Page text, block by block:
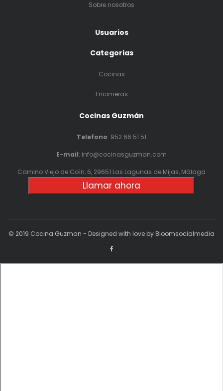
Sobre nosotros
.
Usuarios
Categorias
Cocinas
Encimeras
Cocinas Guzmán
Telefono: 952 66 51 51
E-mail: info@cocinasguzman.com
Camino Viejo de Coín, 6, 29651 Las Lagunas de Mijas, Málaga
Llamar ahora
© 2019 Cocina Guzman - Designed with love by Bloomsocialmedia